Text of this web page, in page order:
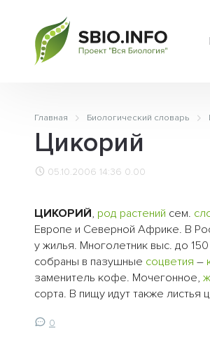
Главная Биологический словарь
Цикорий
05.10.2006 14:36 0.00
ЦИКОРИЙ, род растений сем.
Европе и Северной Африке. В
у жилья. Многолетник выс. до
собраны в пазушные соцветия –
заменитель кофе. Мочегонное,
сорта. В пищу идут также листья
0